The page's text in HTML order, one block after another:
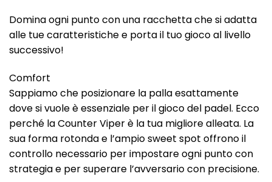
Domina ogni punto con una racchetta che si adatta
alle tue caratteristiche e porta il tuo gioco al livello
successivo!
Comfort
Sappiamo che posizionare la palla esattamente
dove si vuole è essenziale per il gioco del padel. Ecco
perché la Counter Viper è la tua migliore alleata. La
sua forma rotonda e l’ampio sweet spot offrono il
controllo necessario per impostare ogni punto con
strategia e per superare l’avversario con precisione.